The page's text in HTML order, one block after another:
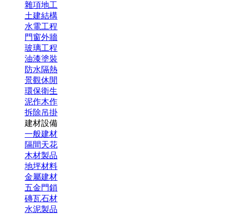
雜項地工
土建結構
水電工程
門窗外牆
玻璃工程
油漆塗裝
防水隔熱
景觀休閒
環保衛生
泥作木作
拆除吊掛
建材設備
一般建材
隔間天花
木材製品
地坪材料
金屬建材
五金門鎖
磚瓦石材
水泥製品